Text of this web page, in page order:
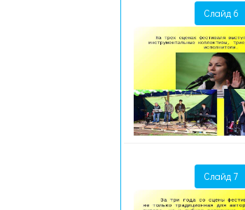
Слайд 6
Слайд 7